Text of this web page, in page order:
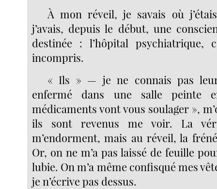
À mon réveil, je savais où
j’avais, depuis le début, une
destinée : l’hôpital psychiatrique,
incompris.
« Ils » — je ne connais pas
enfermé dans une salle peinte
médicaments vont vous soulager »,
ils sont revenus me voir. La
m’endorment, mais au réveil, la
Or, on ne m’a pas laissé de feuille
lubie. On m’a même confisqué mes
je n’écrive pas dessus.